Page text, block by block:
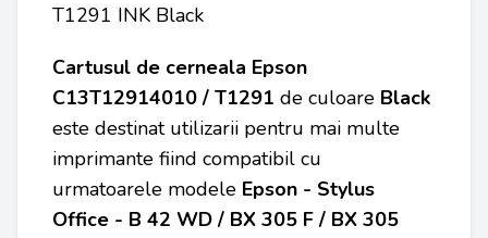
T1291 INK Black
Cartusul de cerneala Epson
C13T12914010 / T1291 de culoare Black
este destinat utilizarii pentru mai multe
imprimante fiind compatibil cu
urmatoarele modele Epson - Stylus
Office - B 42 WD / BX 305 F / BX 305